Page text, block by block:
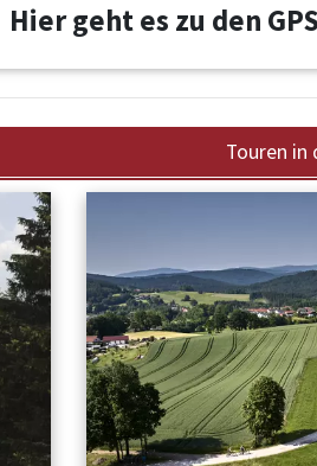
Hier geht es zu den
Touren in